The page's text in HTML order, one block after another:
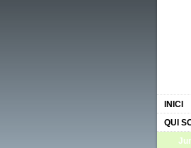
INICI
QUI